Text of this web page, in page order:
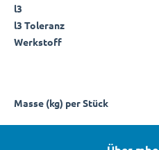
l3
l3 Toleranz
Werkstoff
Masse (kg) per Stück